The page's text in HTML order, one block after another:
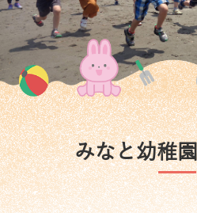
みなと幼稚